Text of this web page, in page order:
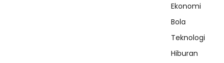
Ekonomi
Bola
Teknologi
Hiburan